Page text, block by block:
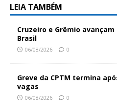
LEIA TAMBÉM
Cruzeiro e Grêmio
Brasil
06/08/2026 0
Greve da CPTM termina
vagas
06/08/2026 0